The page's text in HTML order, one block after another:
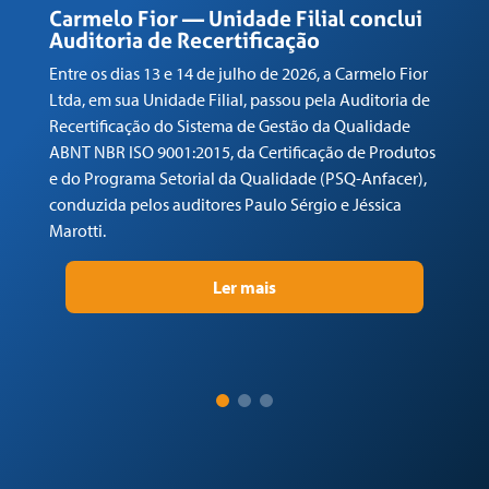
Carmelo Fior — Unidade Filial conclui
Auditoria de Recertificação
Entre os dias 13 e 14 de julho de 2026, a Carmelo Fior
Ltda, em sua Unidade Filial, passou pela Auditoria de
Recertificação do Sistema de Gestão da Qualidade
ABNT NBR ISO 9001:2015, da Certificação de Produtos
e do Programa Setorial da Qualidade (PSQ-Anfacer),
conduzida pelos auditores Paulo Sérgio e Jéssica
Marotti.
Ler mais